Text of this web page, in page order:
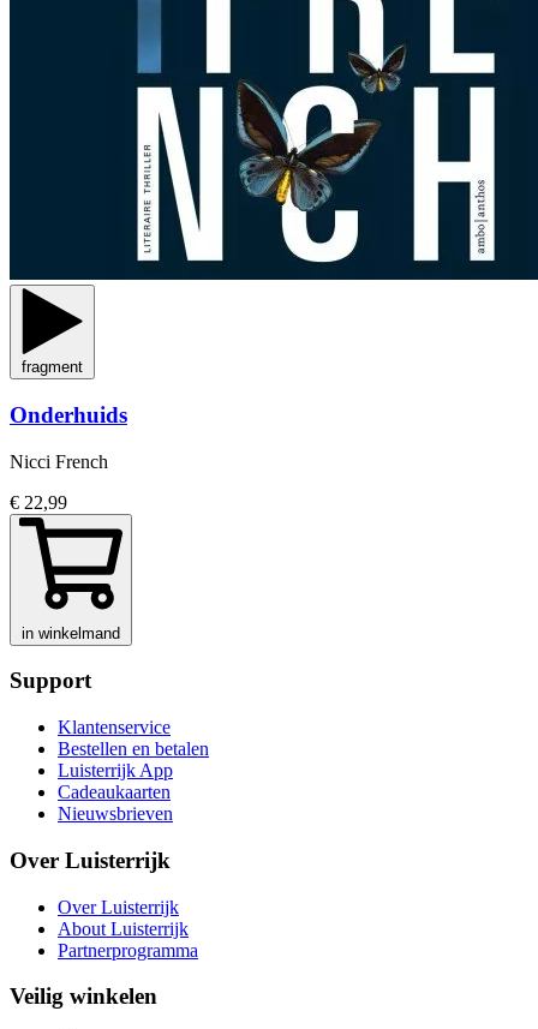
fragment
Onderhuids
Nicci French
€ 22,99
in winkelmand
Support
Klantenservice
Bestellen en betalen
Luisterrijk App
Cadeaukaarten
Nieuwsbrieven
Over Luisterrijk
Over Luisterrijk
About Luisterrijk
Partnerprogramma
Veilig winkelen